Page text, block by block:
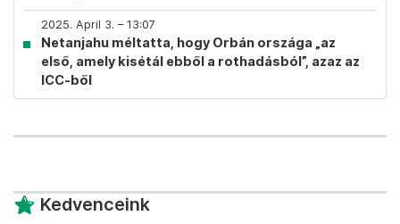
2025. April 3. – 13:07
Netanjahu méltatta, hogy Orbán országa „az
első, amely kisétál ebből a rothadásból”, azaz az
ICC-ből
Kedvenceink